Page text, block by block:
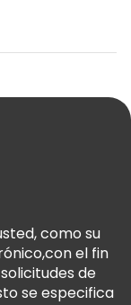
como su
el fin
de
se especifica